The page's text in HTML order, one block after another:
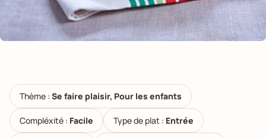
Thème : Se faire plaisir, Pour les enfants
Compléxité : Facile Type de plat : Entrée